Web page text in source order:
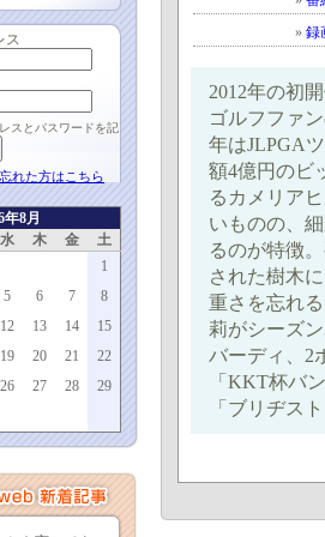
ス
スとパスワードを記
れた方はこちら
年8月
水 木 金
土
1
5 6 7
8
12 13 14
15
19 20 21
22
26 27 28
29
» 録
2012年の初
ゴルフファ
年はJLPGA
額4億円のビ
るカメリア
いものの、
るのが特徴
された樹木
重さを忘れ
莉がシーズ
バーディ、2
「KKT杯バ
「ブリヂス